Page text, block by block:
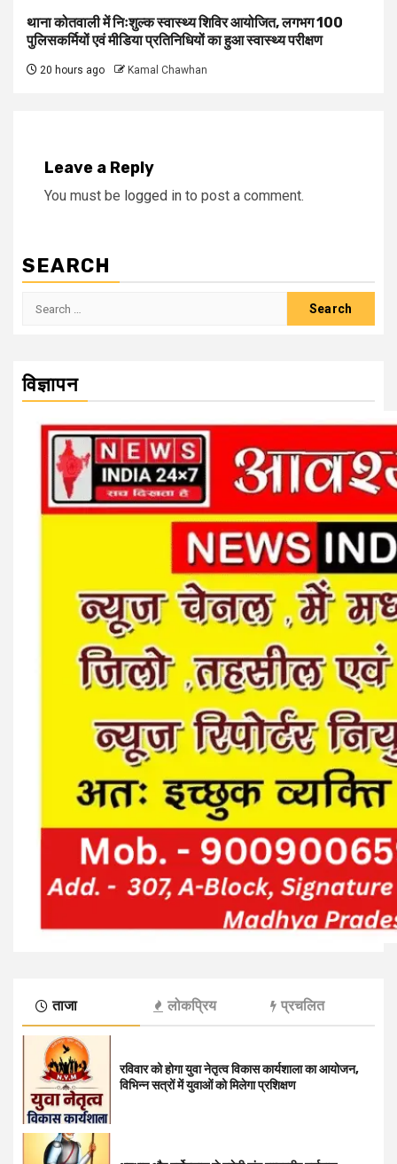
थाना कोतवाली में निःशुल्क स्वास्थ्य शिविर आयोजित, लगभग 100
पुलिसकर्मियों एवं मीडिया प्रतिनिधियों का हुआ स्वास्थ्य परीक्षण
20 hours ago Kamal Chawhan
Leave a Reply
You must be logged in to post a comment.
SEARCH
Search
विज्ञापन
ताजा लोकप्रिय प्रचलित
रविवार को होगा युवा नेतृत्व विकास कार्यशाला का आयोजन,
विभिन्न सत्रों में युवाओं को मिलेगा प्रशिक्षण